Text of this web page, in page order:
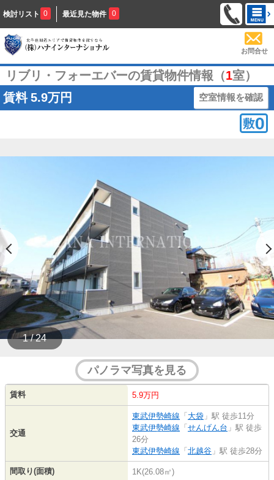
検討リスト 0 最近見た物件 0
お問合せ
リブリ・フォーエバーの賃貸物件情報（1室）
賃料 5.9万円 空室情報を確認
1 / 24
パノラマ写真を見る
賃料 5.9万円
交通
東武伊勢崎線 「大袋 」駅 徒歩11分
東武伊勢崎線 「せんげん台 」駅 徒歩
26分
東武伊勢崎線 「北越谷 」駅 徒歩28分
間取り(面積) 1K(26.08㎡)